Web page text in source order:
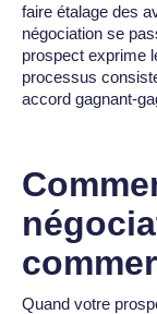
faire étalage des
négociation se
prospect exprime
processus
accord gagnant-
Quand votre